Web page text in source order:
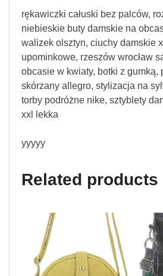
rękawiczki całuski bez palców,
niebieskie buty damskie na
walizek olsztyn, ciuchy damskie
upominkowe, rzeszów wrocław
obcasie w kwiaty, botki z gumką,
skórzany allegro, stylizacja na
torby podróżne nike, sztyblety
xxl lekka
yyyyy
Related products